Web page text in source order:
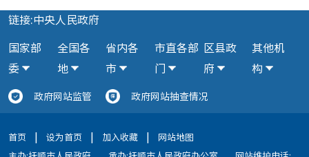
链接:中央人民政府
国家部
委
全国各
地
省内各
市
市直各部
门
区县政
府
其他机
构
政府网站监管 政府网站抽查情况
首页 | 设为首页 | 加入收藏 |
网站地图